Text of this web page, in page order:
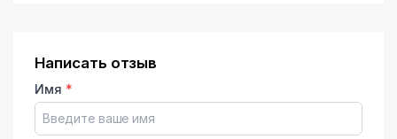
Написать отзыв
Имя *